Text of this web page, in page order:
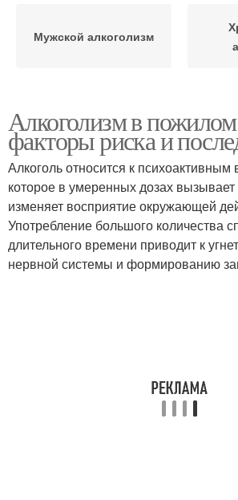
Мужской алкоголизм
алкоголизме
Скрытый алкоголизм
Алкоголизм в пожилом
факторы риска и
Алкоголь относится к
которое в умеренных дозах
изменяет восприятие окружающей
Употребление большого количества
длительного времени приводит к
нервной системы и формированию